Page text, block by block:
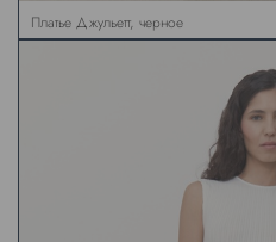
Платье Джульетт, черное